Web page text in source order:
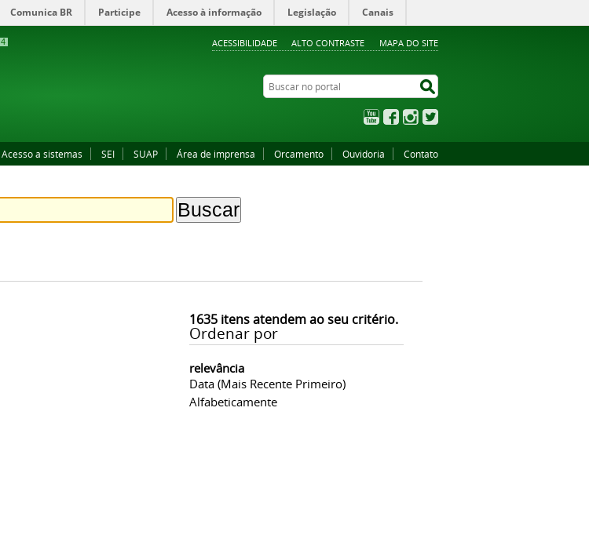
4 ACESSIBILIDADE ALTO CONTRASTE MAPA DO SITE
Comunica BR Participe Acesso à informação Legislação Canais
Buscar no portal
YouTubeFacebookInstagram
Acesso a sistemas SEI SUAP Área de imprensa Orcamento Ouvidoria Contato
1635itens atendem ao seu critério.
Ordenar por
relevância
Data (mais Recente Primeiro)
Alfabeticamente